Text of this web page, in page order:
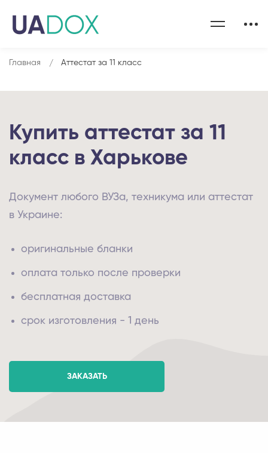
Главная Аттестат за 11 класс
Купить аттестат за 11
класс в Харькове
Документ любого ВУЗа, техникума или аттестат
в Украине:
оригинальные бланки
оплата только после проверки
бесплатная доставка
срок изготовления - 1 день
ЗАКАЗАТЬ